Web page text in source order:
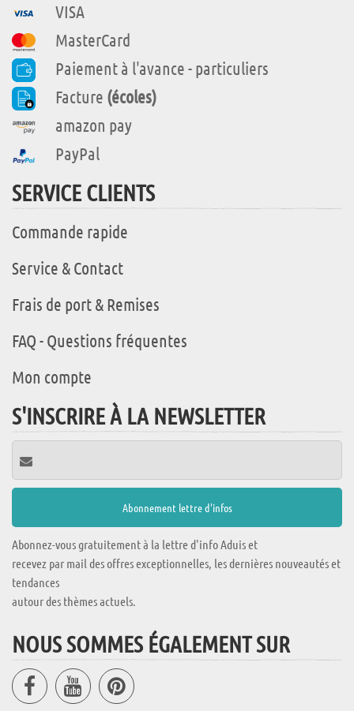
VISA
MasterCard
Paiement à l'avance - particuliers
Facture (écoles)
amazon pay
PayPal
SERVICE CLIENTS
Commande rapide
Service & Contact
Frais de port & Remises
FAQ - Questions fréquentes
Mon compte
S'INSCRIRE À LA NEWSLETTER
Abonnez-vous gratuitement à la lettre d'info Aduis et
recevez par mail des offres exceptionnelles, les dernières nouveautés et
tendances
autour des thèmes actuels.
NOUS SOMMES ÉGALEMENT SUR